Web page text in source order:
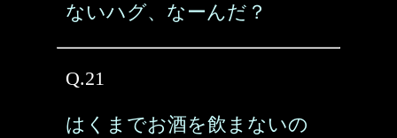
ないハグ、なーんだ？
Q.21
はくまでお酒を飲まないの